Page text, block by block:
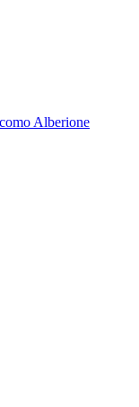
Alberione